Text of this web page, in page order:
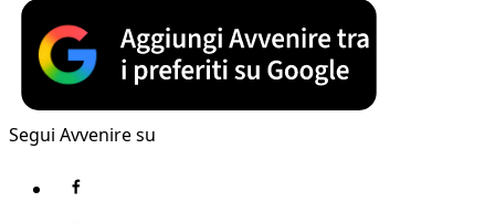
Segui Avvenire su